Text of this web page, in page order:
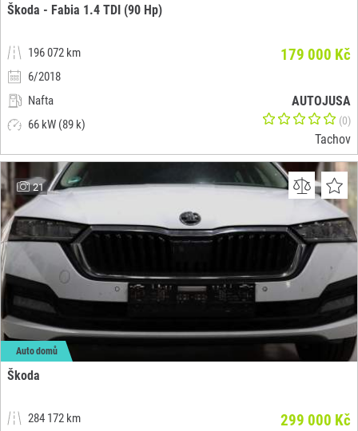
Škoda - Fabia 1.4 TDI (90 Hp)
196 072 km
6/2018
Nafta
66 kW (89 k)
179 000 Kč
AUTOJUSA
(0)
Tachov
21
Auto domů
Škoda
284 172 km
299 000 Kč